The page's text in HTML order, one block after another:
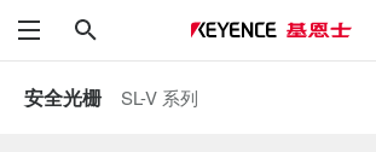
菜单
安全光栅 SL-V 系列